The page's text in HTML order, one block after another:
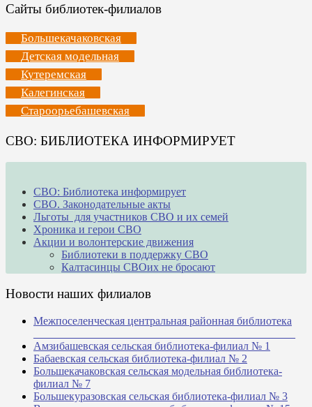
Сайты библиотек-филиалов
Большекачаковская
Детская модельная
Кутеремская
Калегинская
Староорьебашевская
СВО: БИБЛИОТЕКА ИНФОРМИРУЕТ
СВО: Библиотека информирует
СВО. Законодательные акты
Льготы для участников СВО и их семей
Хроника и герои СВО
Акции и волонтерские движения
Библиотеки в поддержку СВО
Калтасинцы СВОих не бросают
Новости наших филиалов
Межпоселенческая центральная районная библиотека
Амзибашевская сельская библиотека-филиал № 1
Бабаевская сельская библиотека-филиал № 2
Большекачаковская сельская модельная библиотека-
филиал № 7
Большекуразовская сельская библиотека-филиал № 3